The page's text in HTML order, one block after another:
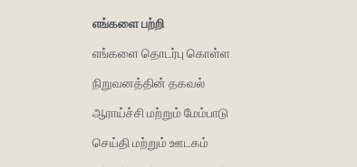
எங்களை பற்றி
எங்களை தொடர்பு கொள்ள
நிறுவனத்தின் தகவல்
ஆராய்ச்சி மற்றும் மேம்பாடு
செய்தி மற்றும் ஊடகம்